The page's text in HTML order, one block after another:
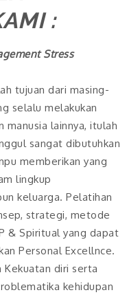
:
Stress
tujuan dari masing-
selalu melakukan
lainnya, itulah
sangat dibutuhkan
memberikan yang
lingkup
keluarga. Pelatihan
strategi, metode
& Spiritual yang dapat
Personal Excellnce.
Kekuatan diri serta
kehidupan